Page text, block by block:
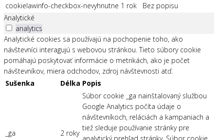
cookielawinfo-checkbox-nevyhnutne 1 rok
Bez popisu
Analytické
analytics
Analytické cookies sa používajú na pochopenie toho, ako
návštevníci interagujú s webovou stránkou. Tieto súbory cookie
pomáhajú poskytovať informácie o metrikách, ako je počet
návštevníkov, miera odchodov, zdroj návštevnosti atď.
Sušenka
Délka Popis
_ga 2 roky
Súbor cookie _ga nainštalovaný službou
Google Analytics počíta údaje o
návštevníkoch, reláciách a kampaniach a
tiež sleduje používanie stránky pre
analytický prehľad stránky. Súbor cookie